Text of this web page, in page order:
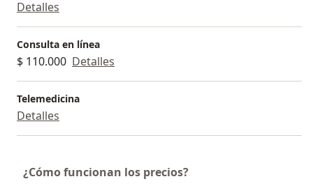
Detalles
Consulta en línea
$ 110.000 Detalles
Telemedicina
Detalles
¿Cómo funcionan los precios?